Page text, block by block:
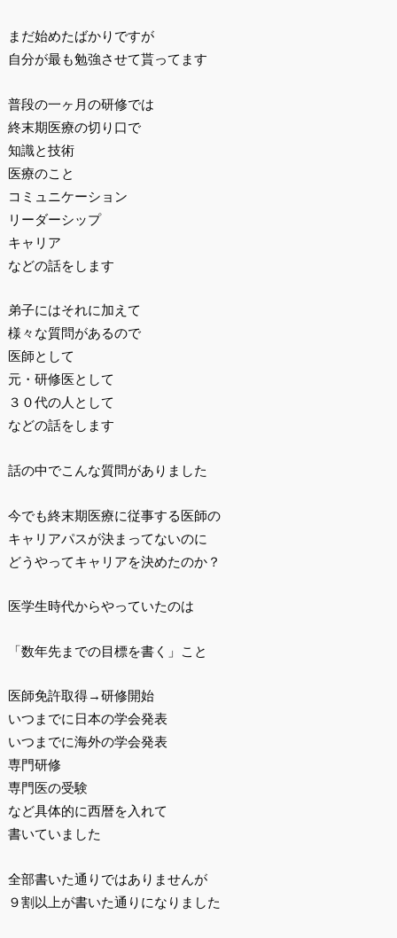
まだ始めたばかりですが
自分が最も勉強させて貰ってます
普段の一ヶ月の研修では
終末期医療の切り口で
知識と技術
医療のこと
コミュニケーション
リーダーシップ
キャリア
などの話をします
弟子にはそれに加えて
様々な質問があるので
医師として
元・研修医として
３０代の人として
などの話をします
話の中でこんな質問がありました
今でも終末期医療に従事する医師の
キャリアパスが決まってないのに
どうやってキャリアを決めたのか？
医学生時代からやっていたのは
「数年先までの目標を書く」こと
医師免許取得→研修開始
いつまでに日本の学会発表
いつまでに海外の学会発表
専門研修
専門医の受験
など具体的に西暦を入れて
書いていました
全部書いた通りではありませんが
９割以上が書いた通りになりました